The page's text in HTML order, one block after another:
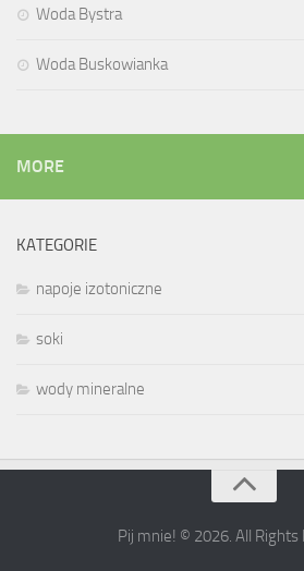
Woda Bystra
Woda Buskowianka
MORE
KATEGORIE
napoje izotoniczne
soki
wody mineralne
Pij mnie! © 2026. All Rights